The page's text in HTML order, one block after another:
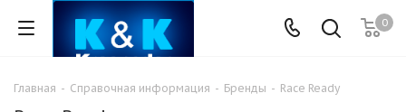
0
Главная - Справочная информация - Бренды - Race Ready